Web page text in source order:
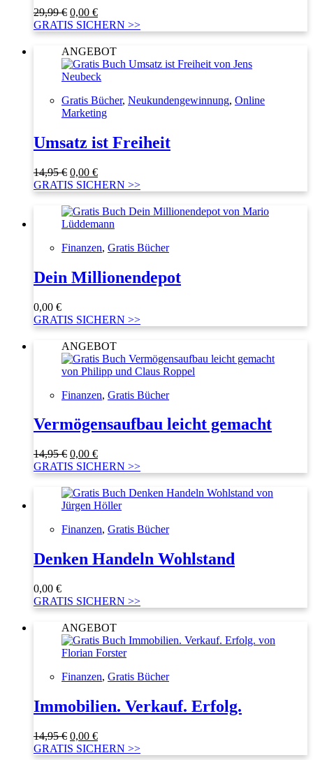
29,99€ Ursprünglicher
Preis
war:
29,99 €
0,00 €Aktueller
Preis
ist:
0,00 €.
GRATIS SICHERN >>
ANGEBOT
Gratis Bücher, Neukundengewinnung, Online
Marketing
Umsatz ist Freiheit
14,95€ Ursprünglicher
Preis
war:
14,95 €
0,00 €Aktueller
Preis
ist:
0,00 €.
GRATIS SICHERN >>
Finanzen, Gratis Bücher
Dein Millionendepot
0,00 €
GRATIS SICHERN >>
ANGEBOT
Finanzen, Gratis Bücher
Vermögensaufbau leicht gemacht
14,95€ Ursprünglicher
Preis
war:
14,95 €
0,00 €Aktueller
Preis
ist:
0,00 €.
GRATIS SICHERN >>
Finanzen, Gratis Bücher
Denken Handeln Wohlstand
0,00 €
GRATIS SICHERN >>
ANGEBOT
Finanzen, Gratis Bücher
Immobilien. Verkauf. Erfolg.
14,95€ Ursprünglicher
Preis
0,00 €Aktueller
Preis
GRATIS SICHERN >>